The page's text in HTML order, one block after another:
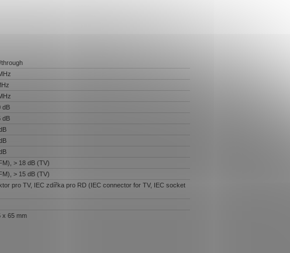
dB
dB
> 18 dB (TV)
> 15 dB (TV)
pro TV, IEC zdířka pro RD (IEC connector for TV, IEC socket
x 65 mm